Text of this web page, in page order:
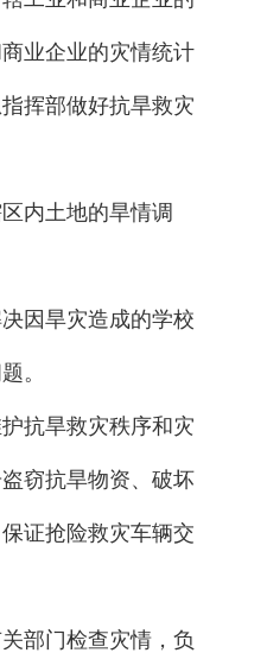
业企业的灾情统计
挥部做好抗旱救灾
内土地的旱情调
因旱灾造成的学校
。
抗旱救灾秩序和灾
窃抗旱物资、破坏
证抢险救灾车辆交
门检查灾情，负